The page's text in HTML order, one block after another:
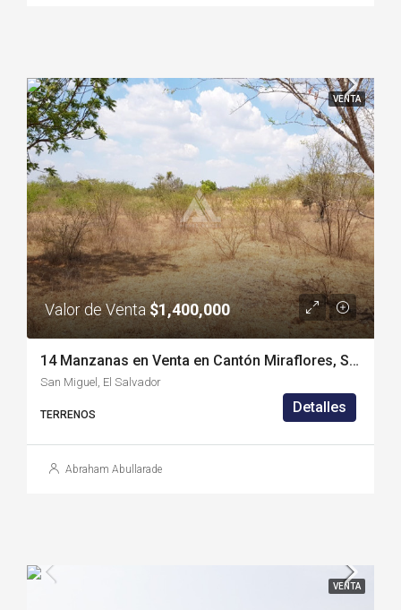
VENTA
Valor de Venta$1,400,000
14 Manzanas en Venta en Cantón Miraflores, San Miguel (SM1906T)
San Miguel, El Salvador
TERRENOS Detalles
Abraham Abullarade
VENTA